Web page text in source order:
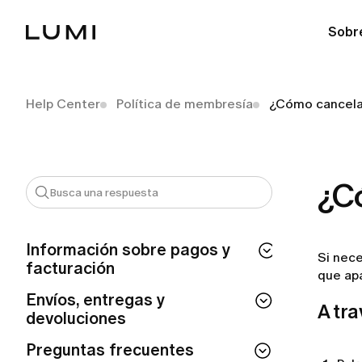
Help Center Política de membresía ¿Cómo
Información sobre pagos y
facturación
¿Cuánto tiempo tarda en procesarse mi
reembolso de LUMI?
¿Por qué se me ha realizado un cargo
automático de LUMI?
Envíos, entregas y
devoluciones
¿Puedo modificar o cancelar mi pedido
Preguntas frecuentes
Si
que
A